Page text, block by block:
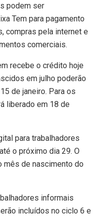
podem ser
Tem para pagamento
compras pela internet e
comerciais.
recebe o crédito hoje
em julho poderão
de janeiro. Para os
liberado em 18 de
para trabalhadores
o próximo dia 29. O
mês de nascimento do
informais
incluídos no ciclo 6 e